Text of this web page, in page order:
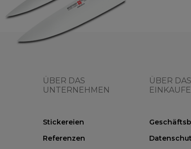
ÜBER DAS
UNTERNEHMEN
Stickereien
Referenzen
ÜBER DAS